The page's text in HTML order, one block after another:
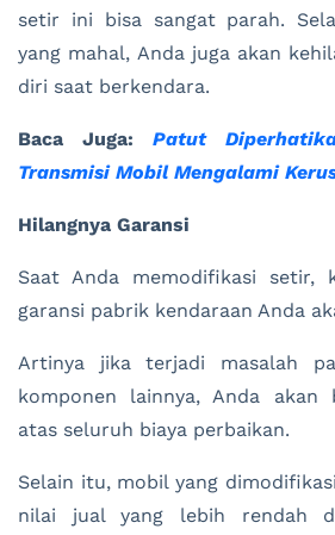
setir ini bisa sangat parah.
yang mahal, Anda juga akan
diri saat berkendara.
Baca Juga: Patut
Transmisi Mobil Mengalami
Hilangnya Garansi
Saat Anda memodifikasi setir,
garansi pabrik kendaraan Anda
Artinya jika terjadi masalah
komponen lainnya, Anda akan
atas seluruh biaya perbaikan.
Selain itu, mobil yang
nilai jual yang lebih rendah